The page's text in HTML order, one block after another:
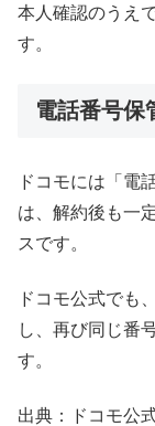
本人確認のうえ
す。
電話番号保
ドコモには「電
は、解約後も一
スです。
ドコモ公式でも
し、再び同じ番
す。
出典：ドコモ公